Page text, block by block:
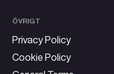
ÖVRIGT
Privacy Policy
Cookie Policy